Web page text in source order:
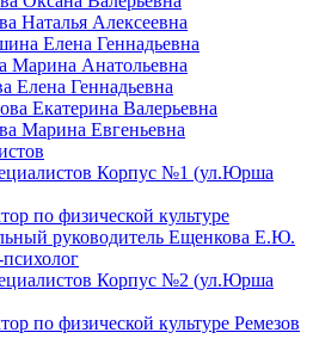
Наталья Алексеевна
Елена Геннадьевна
Марина Анатольевна
Елена Геннадьевна
Екатерина Валерьевна
Марина Евгеньевна
Корпус №1 (ул.Юрша
по физической культуре
руководитель Ещенкова Е.Ю.
Корпус №2 (ул.Юрша
по физической культуре Ремезов